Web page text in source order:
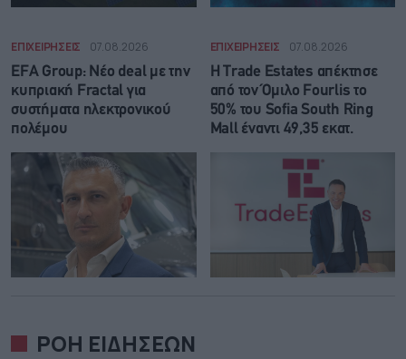
ΕΠΙΧΕΙΡΗΣΕΙΣ 07.08.2026
EFA Group: Νέο deal με την
κυπριακή Fractal για
συστήματα ηλεκτρονικού
πολέμου
ΕΠΙΧΕΙΡΗΣΕΙΣ 07.08.2026
Η Trade Εstates απέκτησε
από τον Όμιλο Fourlis το
50% του Sofia South Ring
Mall έναντι 49,35 εκατ.
ΡΟΗ ΕΙΔΗΣΕΩΝ